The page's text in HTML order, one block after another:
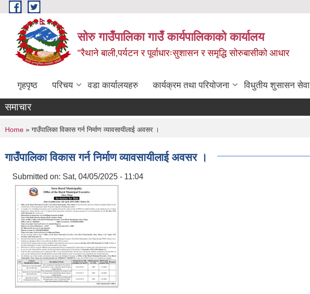
Skip to main content
सोरु गाउँपालिका गाउँ कार्यपालिकाको कार्यालय
"रैथाने बाली,पर्यटन र पूर्वाधारःसुशासन र समृद्धि सोरुबासीको आधार
गृहपृष्ठ परिचय वडा कार्यालयहरु कार्यक्रम तथा परियोजना विधुतीय शुसासन सेवा
समाचार
You are here
Home » गाउँपालिका विकास गर्न निर्माण व्यावसायीलाई अवसर ।
गाउँपालिका विकास गर्न निर्माण व्यावसायीलाई अवसर ।
Submitted on: Sat, 04/05/2025 - 11:04